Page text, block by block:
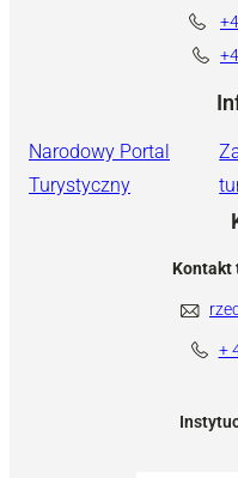
Narodowy Portal
Turystyczny
Kontakt
+